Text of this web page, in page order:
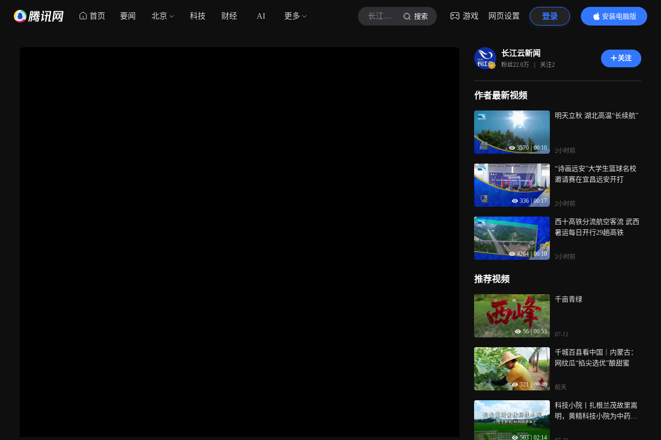
首页 要闻 北京 科技 财经 AI 更多 长江云新闻 搜索 游戏 网页设置 登录
安装电脑版
内容更精彩
长江云新闻
粉丝22.0万 | 关注2
关注
作者最新视频
3570 | 00:10
明天立秋 湖北高温“长续航”
2小时前
336 00:17
“诗画远安”大学生篮球名校
邀请赛在宜昌远安开打
2小时前
4264 | 00:10
西十高铁分流航空客流 武西
暑运每日开行29趟高铁
2小时前
推荐视频
56 00:53
千亩青绿
07-11
321 00:40
千城百县看中国｜内蒙古：
网纹瓜“掐尖选优”酿甜蜜
前天
503 02:14
科技小院丨扎根兰茂故里嵩
明，黄精科技小院为中药材